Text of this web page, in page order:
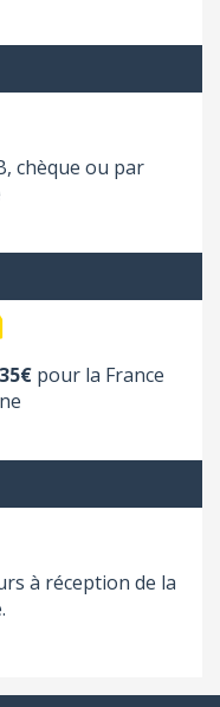
chèque ou par
35€pour la France
à réception de la